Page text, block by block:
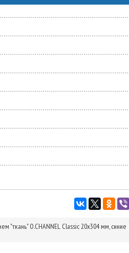
"ткань" O.CHANNEL Classic 20х304 мм, синие